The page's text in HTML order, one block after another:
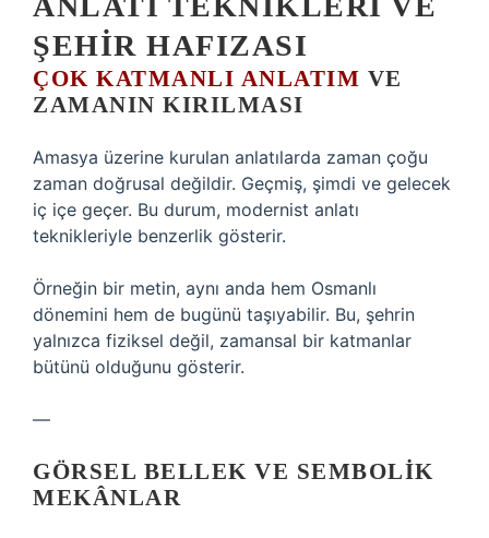
ŞEHIR HAFIZASI
ÇOK KATMANLI ANLATIM VE
ZAMANIN KIRILMASI
Amasya üzerine kurulan anlatılarda zaman çoğu
zaman doğrusal değildir. Geçmiş, şimdi ve gelecek
iç içe geçer. Bu durum, modernist anlatı
teknikleriyle benzerlik gösterir.
Örneğin bir metin, aynı anda hem Osmanlı
dönemini hem de bugünü taşıyabilir. Bu, şehrin
yalnızca fiziksel değil, zamansal bir katmanlar
bütünü olduğunu gösterir.
—
GÖRSEL BELLEK VE SEMBOLIK
MEKÂNLAR